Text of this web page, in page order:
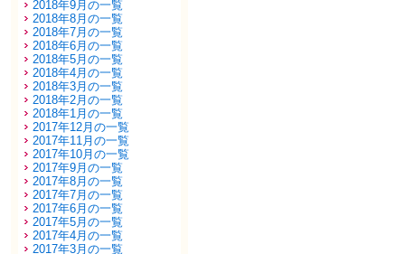
2018年9月の一覧
2018年8月の一覧
2018年7月の一覧
2018年6月の一覧
2018年5月の一覧
2018年4月の一覧
2018年3月の一覧
2018年2月の一覧
2018年1月の一覧
2017年12月の一覧
2017年11月の一覧
2017年10月の一覧
2017年9月の一覧
2017年8月の一覧
2017年7月の一覧
2017年6月の一覧
2017年5月の一覧
2017年4月の一覧
2017年3月の一覧